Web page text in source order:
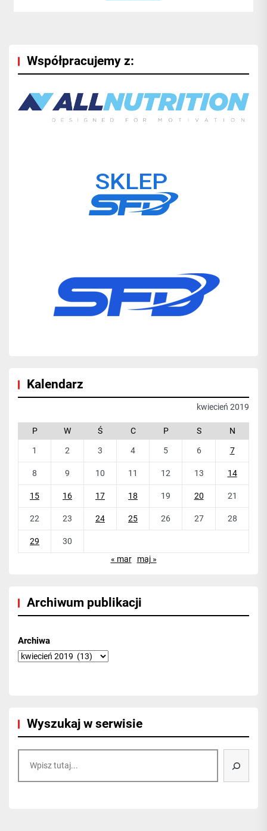
Współpracujemy z:
Kalendarz
kwiecień 2019
P W Ś C P S N
1 2 3 4 5 6 7
8 9 10 11 12 13 14
15 16 17 18 19 20 21
22 23 24 25 26 27 28
29
30
« mar
maj »
Archiwum publikacji
Archiwa
Wyszukaj w serwisie